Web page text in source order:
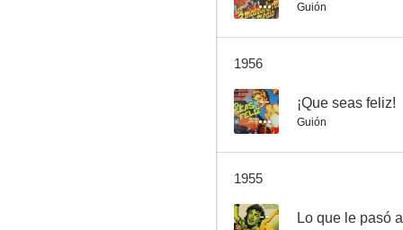
Acuérdate de vivir
Guión
1956
-- ¡Que seas feliz!
Guión
1955
-- Lo que le pasó